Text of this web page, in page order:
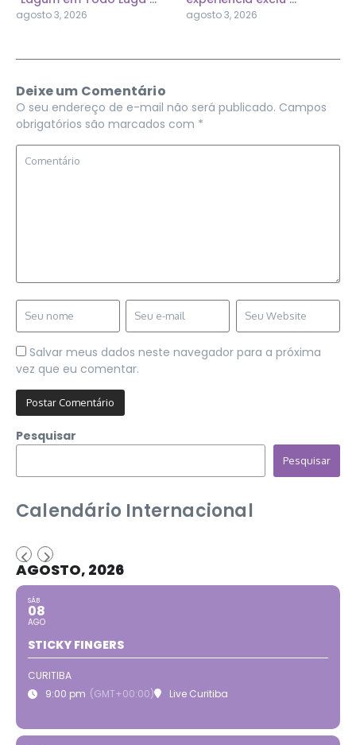
agosto 3, 2026 agosto 3, 2026
Deixe um Comentário
O seu endereço de e-mail não será publicado. Campos
obrigatórios são marcados com *
Salvar meus dados neste navegador para a próxima
vez que eu comentar.
Pesquisar
Pesquisar
Calendário Internacional
AGOSTO, 2026
SÁB
08
AGO
STICKY FINGERS
CURITIBA
9:00 pm (GMT+00:00) Live Curitiba